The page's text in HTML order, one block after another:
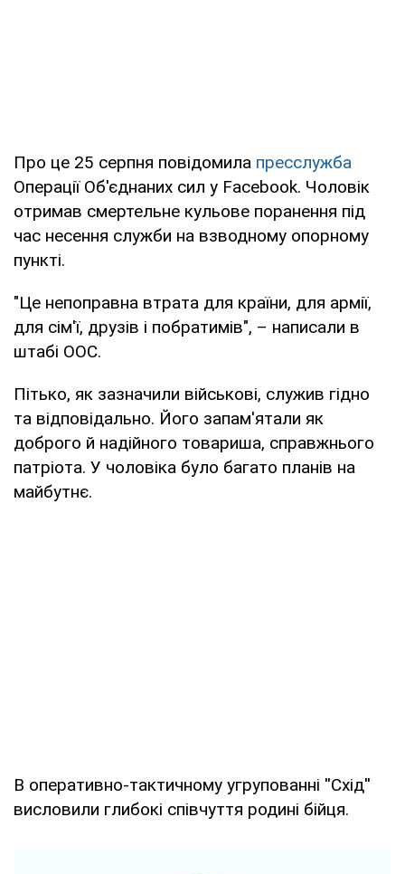
Про це 25 серпня повідомила пресслужба
Операції Об'єднаних сил у Facebook. Чоловік
отримав смертельне кульове поранення під
час несення служби на взводному опорному
пункті.
"Це непоправна втрата для країни, для армії,
для сім'ї, друзів і побратимів", – написали в
штабі ООС.
Пітько, як зазначили військові, служив гідно
та відповідально. Його запам'ятали як
доброго й надійного товариша, справжнього
патріота. У чоловіка було багато планів на
майбутнє.
В оперативно-тактичному угрупованні ''Схід''
висловили глибокі співчуття родині бійця.